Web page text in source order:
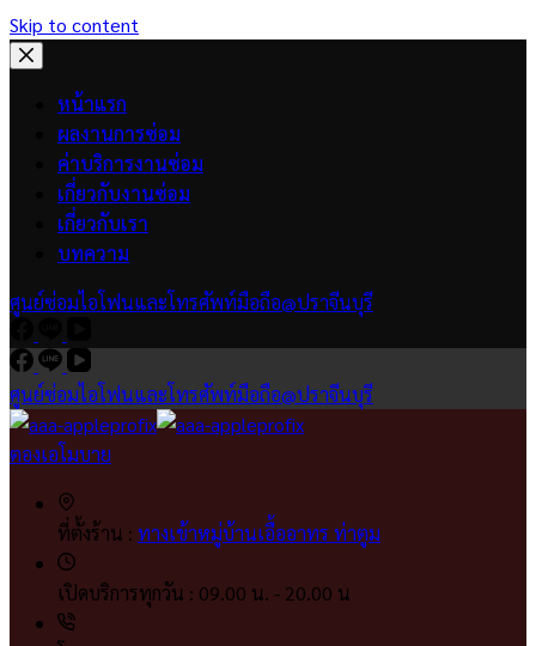
Skip to content
หน้าแรก
ผลงานการซ่อม
ค่าบริการงานซ่อม
เกี่ยวกับงานซ่อม
เกี่ยวกับเรา
บทความ
ศูนย์ซ่อมไอโฟนและโทรศัพท์มือถือ@ปราจีนบุรี
ศูนย์ซ่อมไอโฟนและโทรศัพท์มือถือ@ปราจีนบุรี
ตองเอโมบาย
ที่ตั้งร้าน : ทางเข้าหมู่บ้านเอื้ออาทร ท่าตูม
เปิดบริการทุกวัน : 09.00 น. - 20.00 น